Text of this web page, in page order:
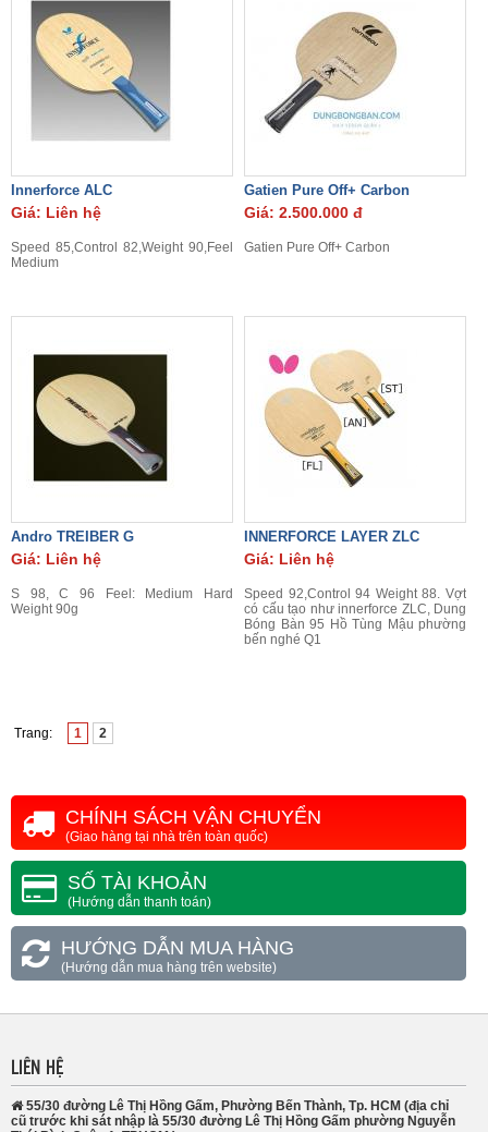
Innerforce ALC
Giá: Liên hệ
Speed 85,Control 82,Weight 90,Feel
Medium
Gatien Pure Off+ Carbon
Giá: 2.500.000 đ
Gatien Pure Off+ Carbon
Andro TREIBER G
Giá: Liên hệ
S 98, C 96 Feel: Medium Hard
Weight 90g
INNERFORCE LAYER ZLC
Giá: Liên hệ
Speed 92,Control 94 Weight 88. Vợt
có cấu tạo như innerforce ZLC, Dung
Bóng Bàn 95 Hồ Tùng Mậu phường
bến nghé Q1
Trang: 1 2
CHÍNH SÁCH VẬN CHUYỂN
(Giao hàng tại nhà trên toàn quốc)
SỐ TÀI KHOẢN
(Hướng dẫn thanh toán)
HƯỚNG DẪN MUA HÀNG
(Hướng dẫn mua hàng trên website)
LIÊN HỆ
55/30 đường Lê Thị Hồng Gấm, Phường Bến Thành, Tp. HCM (địa chỉ
cũ trước khi sát nhập là 55/30 đường Lê Thị Hồng Gấm phường Nguyễn